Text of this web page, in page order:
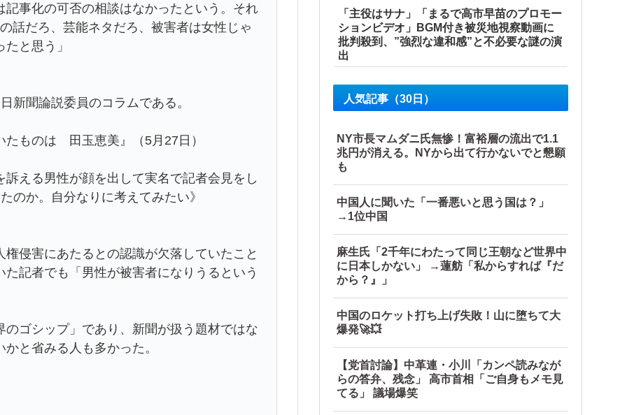
事化の可否の相談はなかったという。それ
話だろ、芸能ネタだろ、被害者は女性じゃ
と思う」
聞論説委員のコラムである。
ものは 田玉恵美』（5月27日）
える男性が顔を出して実名で記者会見をし
のか。自分なりに考えてみたい》
侵害にあたるとの認識が欠落していたこと
記者でも「男性が被害者になりうるという
ゴシップ」であり、新聞が扱う題材ではな
と省みる人も多かった。
「主役はサナ」「まるで高市早苗のプロモー
ションビデオ」BGM付き被災地視察動画に
批判殺到、”強烈な違和感”と不必要な謎の演
出
人気記事（30日）
NY市長マムダニ氏無惨！富裕層の流出で1.1
兆円が消える。NYから出て行かないでと懇願
も
中国人に聞いた「一番悪いと思う国は？」
→1位中国
麻生氏「2千年にわたって同じ王朝など世界中
に日本しかない」 →蓮舫「私からすれば『だ
から？』」
中国のロケット打ち上げ失敗！山に堕ちて大
爆発🚀💥
【党首討論】中革連・小川「カンペ読みなが
らの答弁、残念」 高市首相「ご自身もメモ見
てる」 議場爆笑